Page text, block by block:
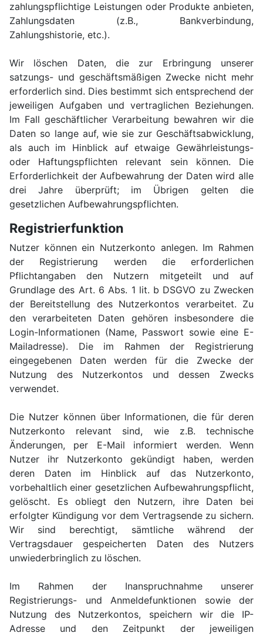
zahlungspflichtige Leistungen oder Produkte anbieten,
Zahlungsdaten (z.B., Bankverbindung,
Zahlungshistorie, etc.).
Wir löschen Daten, die zur Erbringung unserer
satzungs- und geschäftsmäßigen Zwecke nicht mehr
erforderlich sind. Dies bestimmt sich entsprechend der
jeweiligen Aufgaben und vertraglichen Beziehungen.
Im Fall geschäftlicher Verarbeitung bewahren wir die
Daten so lange auf, wie sie zur Geschäftsabwicklung,
als auch im Hinblick auf etwaige Gewährleistungs-
oder Haftungspflichten relevant sein können. Die
Erforderlichkeit der Aufbewahrung der Daten wird alle
drei Jahre überprüft; im Übrigen gelten die
gesetzlichen Aufbewahrungspflichten.
Registrierfunktion
Nutzer können ein Nutzerkonto anlegen. Im Rahmen
der Registrierung werden die erforderlichen
Pflichtangaben den Nutzern mitgeteilt und auf
Grundlage des Art. 6 Abs. 1 lit. b DSGVO zu Zwecken
der Bereitstellung des Nutzerkontos verarbeitet. Zu
den verarbeiteten Daten gehören insbesondere die
Login-Informationen (Name, Passwort sowie eine E-
Mailadresse). Die im Rahmen der Registrierung
eingegebenen Daten werden für die Zwecke der
Nutzung des Nutzerkontos und dessen Zwecks
verwendet.
Die Nutzer können über Informationen, die für deren
Nutzerkonto relevant sind, wie z.B. technische
Änderungen, per E-Mail informiert werden. Wenn
Nutzer ihr Nutzerkonto gekündigt haben, werden
deren Daten im Hinblick auf das Nutzerkonto,
vorbehaltlich einer gesetzlichen Aufbewahrungspflicht,
gelöscht. Es obliegt den Nutzern, ihre Daten bei
erfolgter Kündigung vor dem Vertragsende zu sichern.
Wir sind berechtigt, sämtliche während der
Vertragsdauer gespeicherten Daten des Nutzers
unwiederbringlich zu löschen.
Im Rahmen der Inanspruchnahme unserer
Registrierungs- und Anmeldefunktionen sowie der
Nutzung des Nutzerkontos, speichern wir die IP-
Adresse und den Zeitpunkt der jeweiligen